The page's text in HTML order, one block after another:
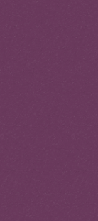
tenu ses